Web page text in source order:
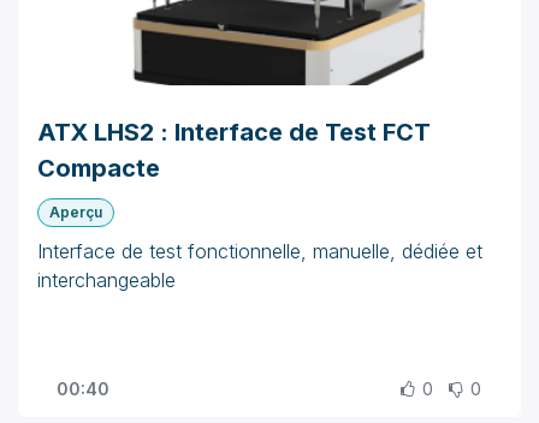
ATX LHS2 : Interface de Test FCT
Compacte
Aperçu
Interface de test fonctionnelle, manuelle, dédiée et
interchangeable
00:40 0 0